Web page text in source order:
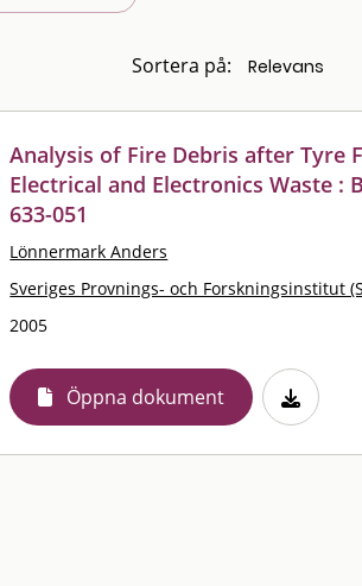
Sortera på:
Analysis of Fire Debris after Tyre
Electrical and Electronics Waste :
633-051
Lönnermark Anders
Sveriges Provnings- och Forskningsinstitut
2005
Öppna dokument